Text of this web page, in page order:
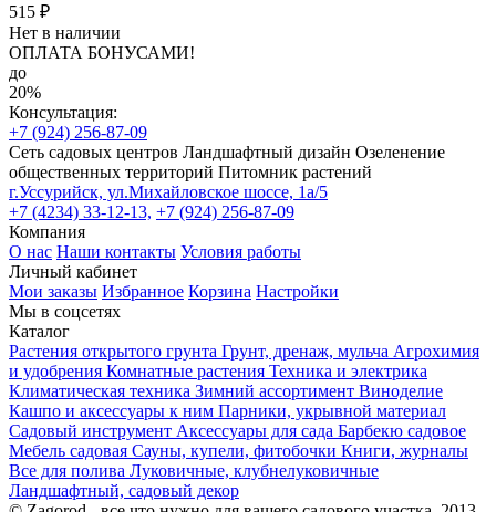
515 ₽
Нет в наличии
ОПЛАТА БОНУСАМИ!
до
20%
Консультация:
+7 (924) 256-87-09
Сеть садовых центров Ландшафтный дизайн Озеленение
общественных территорий Питомник растений
г.Уссурийск, ул.Михайловское шоссе, 1а/5
+7 (4234) 33-12-13, +7 (924) 256-87-09
Компания
О нас Наши контакты Условия работы
Личный кабинет
Мои заказы Избранное Корзина Настройки
Мы в соцсетях
Каталог
Растения открытого грунта Грунт, дренаж, мульча Агрохимия
и удобрения Комнатные растения Техника и электрика
Климатическая техника Зимний ассортимент Виноделие
Кашпо и аксессуары к ним Парники, укрывной материал
Садовый инструмент Аксессуары для сада Барбекю садовое
Мебель садовая Сауны, купели, фитобочки Книги, журналы
Все для полива Луковичные, клубнелуковичные
Ландшафтный, садовый декор